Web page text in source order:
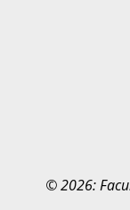
© 2026: